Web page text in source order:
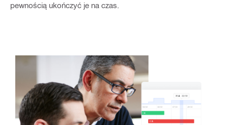
pewnością ukończyć je na czas.